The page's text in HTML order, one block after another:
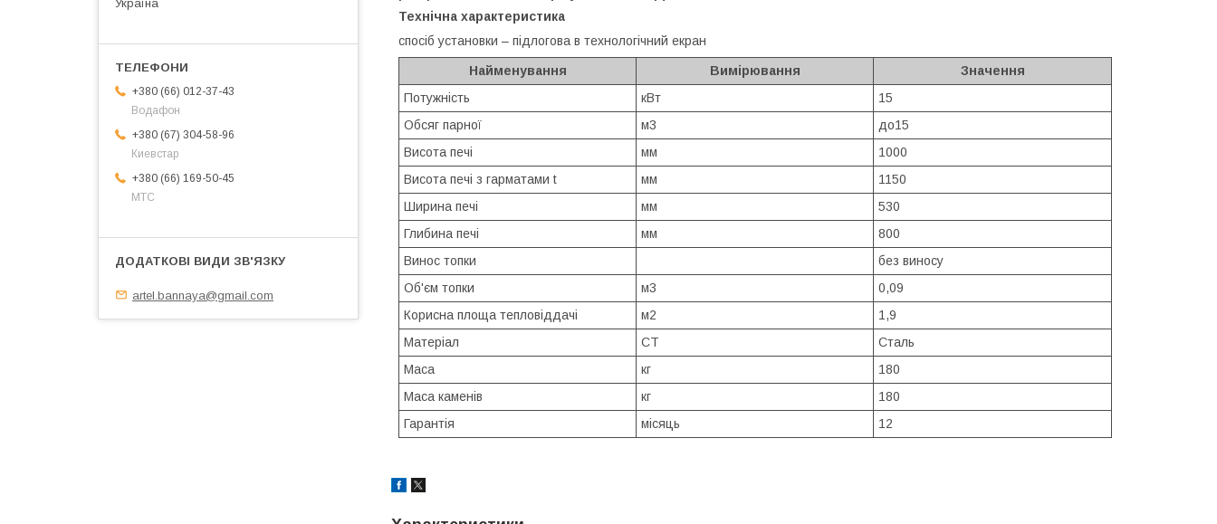
Технічна характеристика
спосіб установки – підлогова в технологічний екран
Найменування Вимірювання
Значення
Потужність
кВт
15
Обсяг парної
м3
до15
Висота печі
мм
1000
Висота печі з гарматами t
мм
1150
Ширина печі
мм
530
Глибина печі
мм
800
Винос топки
без виносу
Об'єм топки
м3
0,09
Корисна площа тепловіддачі
м2
1,9
Матеріал
СТ
Сталь
Маса
кг
180
Маса каменів
кг
180
Гарантія
місяць 12
Україна
+380 (66) 012-37-43
Водафон
+380 (67) 304-58-96
Киевстар
+380 (66) 169-50-45
МТС
artel.bannaya@gmail.com